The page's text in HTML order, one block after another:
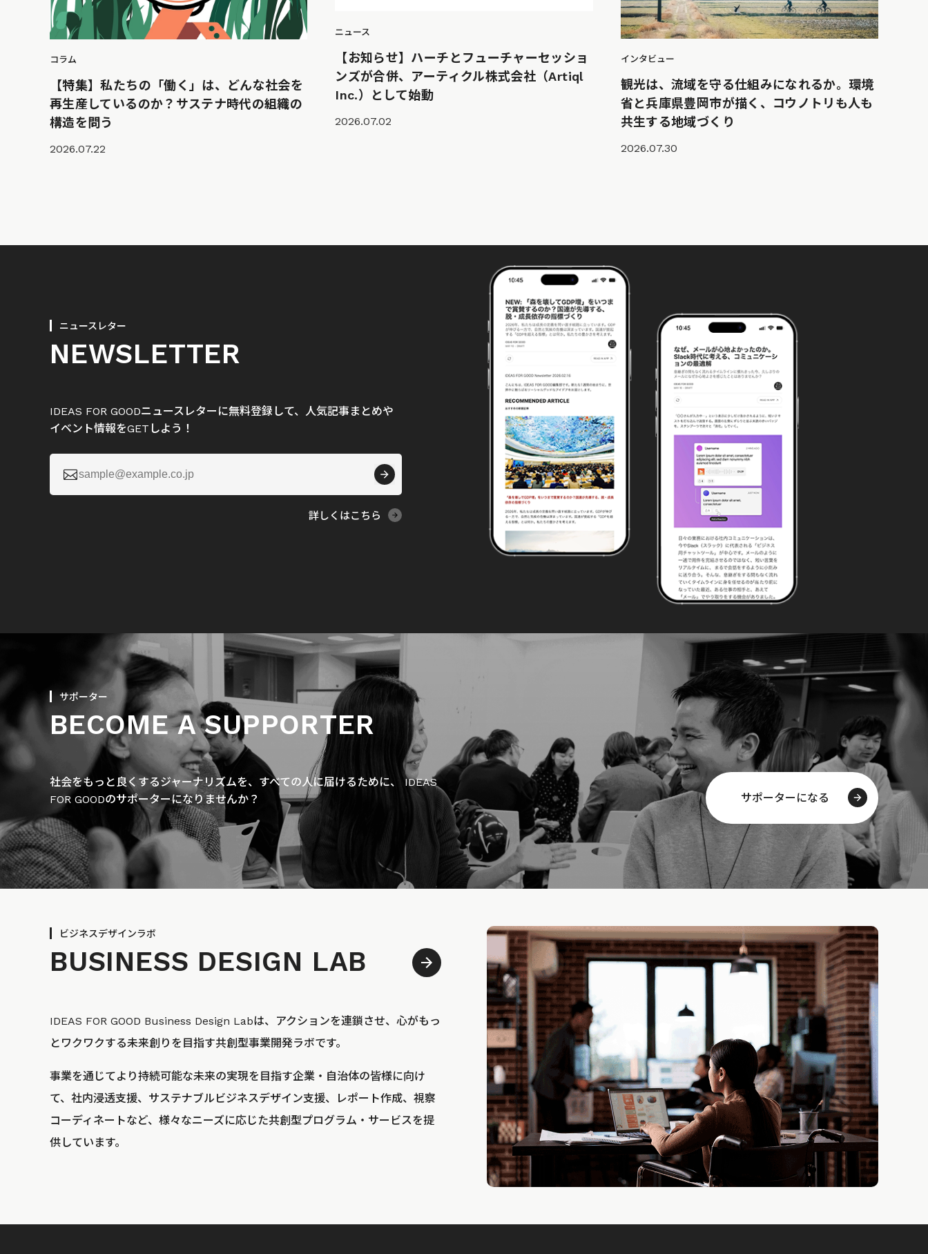
コラム
【特集】私たちの「働く」は、どんな社会を
再生産しているのか？サステナ時代の組織の
構造を問う
2026.07.22
ニュース
【お知らせ】ハーチとフューチャーセッショ
ンズが合併、アーティクル株式会社（Artiql
Inc.）として始動
2026.07.02
インタビュー
観光は、流域を守る仕組みになれるか。環境
省と兵庫県豊岡市が描く、コウノトリも人も
共生する地域づくり
2026.07.30
ニュースレター
NEWSLETTER
IDEAS FOR GOODニュースレターに無料登録して、人気記事まとめや
イベント情報をGETしよう！

詳しくはこちら
サポーター
BECOME A SUPPORTER
社会をもっと良くするジャーナリズムを、すべての人に届けるために、 IDEAS
FOR GOODのサポーターになりませんか？
サポーターになる
ビジネスデザインラボ
BUSINESS DESIGN LAB
IDEAS FOR GOOD Business Design Labは、アクションを連鎖させ、心がもっ
とワクワクする未来創りを目指す共創型事業開発ラボです。
事業を通じてより持続可能な未来の実現を目指す企業・自治体の皆様に向け
て、社内浸透支援、サステナブルビジネスデザイン支援、レポート作成、視察
コーディネートなど、様々なニーズに応じた共創型プログラム・サービスを提
供しています。